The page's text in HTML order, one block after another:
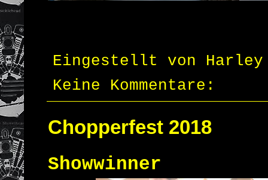
Eingestellt von
Keine Kommentare:
Chopperfest 2018
Showwinner